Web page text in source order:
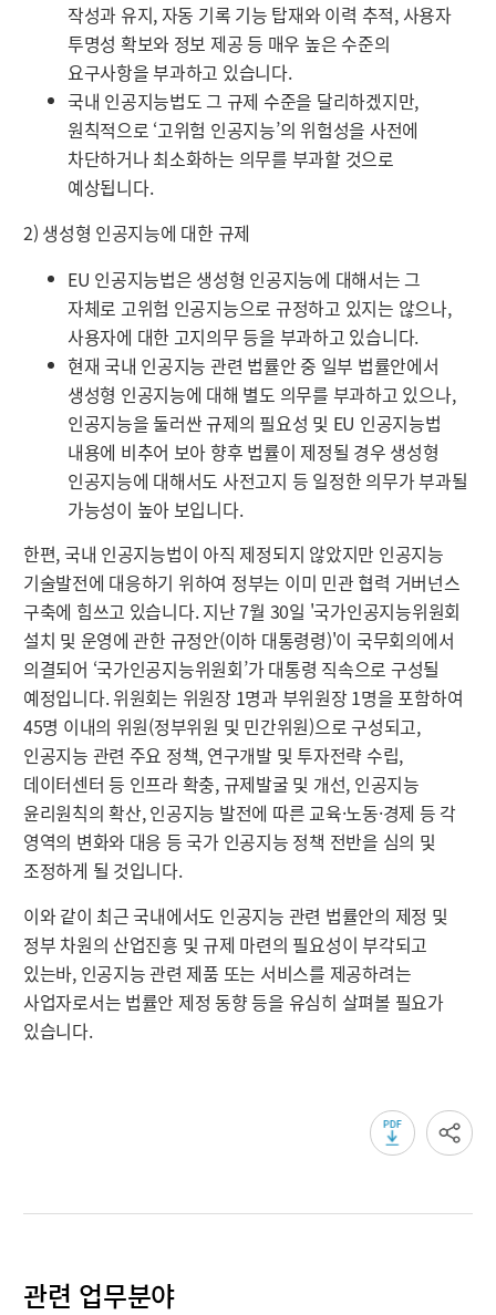
작성과 유지, 자동 기록 기능 탑재와 이력 추적, 사용자
투명성 확보와 정보 제공 등 매우 높은 수준의
요구사항을 부과하고 있습니다.
국내 인공지능법도 그 규제 수준을 달리하겠지만,
원칙적으로 ‘고위험 인공지능’의 위험성을 사전에
차단하거나 최소화하는 의무를 부과할 것으로
예상됩니다.
2) 생성형 인공지능에 대한 규제
EU 인공지능법은 생성형 인공지능에 대해서는 그
자체로 고위험 인공지능으로 규정하고 있지는 않으나,
사용자에 대한 고지의무 등을 부과하고 있습니다.
현재 국내 인공지능 관련 법률안 중 일부 법률안에서
생성형 인공지능에 대해 별도 의무를 부과하고 있으나,
인공지능을 둘러싼 규제의 필요성 및 EU 인공지능법
내용에 비추어 보아 향후 법률이 제정될 경우 생성형
인공지능에 대해서도 사전고지 등 일정한 의무가 부과될
가능성이 높아 보입니다.
한편, 국내 인공지능법이 아직 제정되지 않았지만 인공지능
기술발전에 대응하기 위하여 정부는 이미 민관 협력 거버넌스
구축에 힘쓰고 있습니다. 지난 7월 30일 '국가인공지능위원회
설치 및 운영에 관한 규정안(이하 대통령령)'이 국무회의에서
의결되어 ‘국가인공지능위원회’가 대통령 직속으로 구성될
예정입니다. 위원회는 위원장 1명과 부위원장 1명을 포함하여
45명 이내의 위원(정부위원 및 민간위원)으로 구성되고,
인공지능 관련 주요 정책, 연구개발 및 투자전략 수립,
데이터센터 등 인프라 확충, 규제발굴 및 개선, 인공지능
윤리원칙의 확산, 인공지능 발전에 따른 교육·노동·경제 등 각
영역의 변화와 대응 등 국가 인공지능 정책 전반을 심의 및
조정하게 될 것입니다.
이와 같이 최근 국내에서도 인공지능 관련 법률안의 제정 및
정부 차원의 산업진흥 및 규제 마련의 필요성이 부각되고
있는바, 인공지능 관련 제품 또는 서비스를 제공하려는
사업자로서는 법률안 제정 동향 등을 유심히 살펴볼 필요가
있습니다.
관련 업무분야